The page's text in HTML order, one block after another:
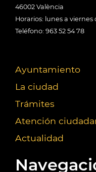
46002 València
Horarios: lunes a viernes
Teléfono: 963 52 54 78
Ayuntamiento
La ciudad
Trámites
Atención
Actualidad